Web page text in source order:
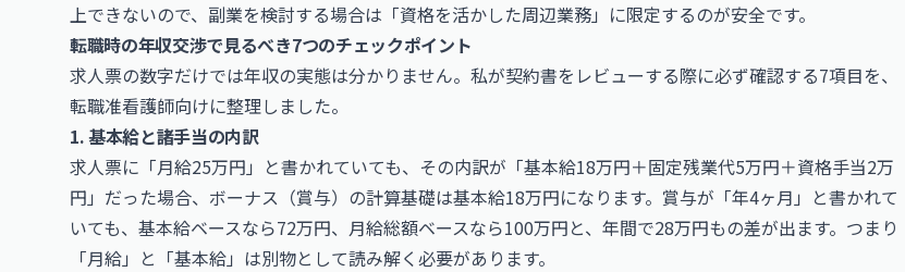
上できないので、副業を検討する場合は「資格を活かした周辺業務」に限定するのが安全です。
転職時の年収交渉で見るべき7つのチェックポイント
求人票の数字だけでは年収の実態は分かりません。私が契約書をレビューする際に必ず確認する7項目を、
転職准看護師向けに整理しました。
1. 基本給と諸手当の内訳
求人票に「月給25万円」と書かれていても、その内訳が「基本給18万円＋固定残業代5万円＋資格手当2万
円」だった場合、ボーナス（賞与）の計算基礎は基本給18万円になります。賞与が「年4ヶ月」と書かれて
いても、基本給ベースなら72万円、月給総額ベースなら100万円と、年間で28万円もの差が出ます。つまり
「月給」と「基本給」は別物として読み解く必要があります。